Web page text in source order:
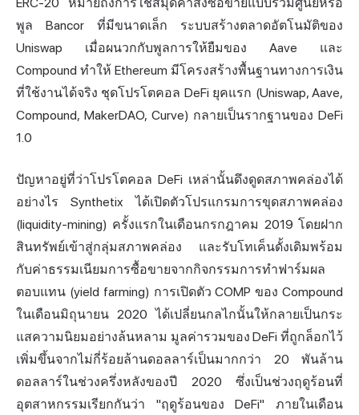
พูล Bancor ที่มีขนาดเล็ก ระบบสร้างตลาดอัตโนมัติของ
Uniswap เมื่อผนวกกับพูลการให้ยืมของ Aave และ
Compound ทำให้ Ethereum มีโครงสร้างพื้นฐานทางการเงิน
ที่ใช้งานได้จริง ชุดโปรโตคอล DeFi ยุคแรก (Uniswap, Aave,
Compound, MakerDAO, Curve) กลายเป็นรากฐานของ DeFi
1.0
ปัญหาอยู่ที่ว่าโปรโตคอล DeFi เหล่านั้นดึงดูดสภาพคล่องได้
อย่างไร Synthetix ได้เปิดตัวโปรแกรมการขุดสภาพคล่อง
(liquidity-mining) ครั้งแรกในเดือนกรกฎาคม 2019 โดยฝาก
สินทรัพย์เข้าสู่กลุ่มสภาพคล่อง และรับโทเค็นดั้งเดิมพร้อม
กับค่าธรรมเนียมการซื้อขายจากกิจกรรมการทำฟาร์มผล
ตอบแทน (yield farming) การเปิดตัว COMP ของ Compound
ในเดือนมิถุนายน 2020 ได้เปลี่ยนกลไกนั้นให้กลายเป็นกระ
แสความนิยมอย่างล้นหลาม มูลค่ารวมของ DeFi ที่ถูกล็อกไว้
เพิ่มขึ้นจากไม่กี่ร้อยล้านดอลลาร์เป็นมากกว่า 20 พันล้าน
ดอลลาร์ในช่วงครึ่งหลังของปี 2020 ซึ่งเป็นช่วงฤดูร้อนที่
อุตสาหกรรมเรียกกันว่า "ฤดูร้อนของ DeFi" ภายในเดือน